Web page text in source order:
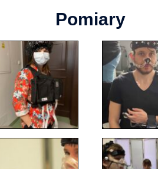
Pomiary